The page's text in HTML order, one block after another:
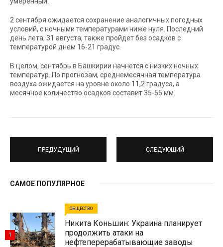
2 сентября ожидается сохранение аналогичных погодных
условий, с ночными температурами ниже нуля. Последний
день лета, 31 августа, также пройдет без осадков с
температурой днем 16-21 градус.
В целом, сентябрь в Башкирии начнется с низких ночных
температур. По прогнозам, среднемесячная температура
воздуха ожидается на уровне около 11,2 градуса, а
месячное количество осадков составит 35-55 мм.
ПРЕДУДУЩИЙ СЛЕДУЮЩИЙ
САМОЕ ПОПУЛЯРНОЕ
ОБЩЕСТВО
Никита Коньшин: Украина планирует
продолжить атаки на
нефтеперерабатывающие заводы
1